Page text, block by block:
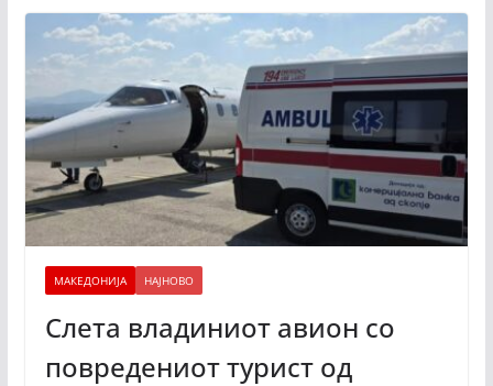
МАКЕДОНИЈА НАЈНОВО
Слета владиниот авион со
повредениот турист од